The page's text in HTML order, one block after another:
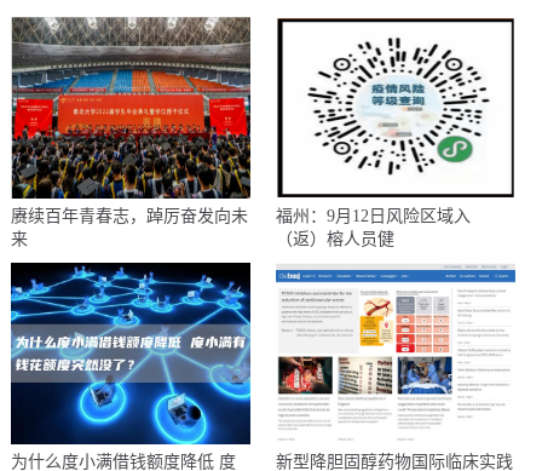
赓续百年青春志，踔厉奋发向未
来
福州：9月12日风险区域入
（返）榕人员健
为什么度小满借钱额度降低 度 新型降胆固醇药物国际临床实践